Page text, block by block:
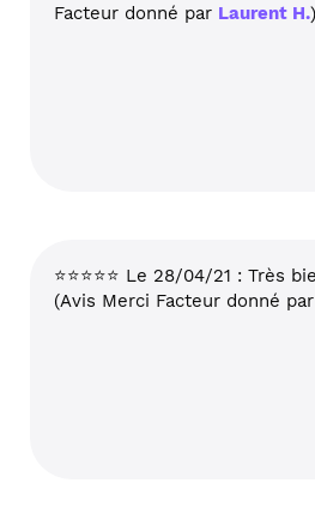
Facteur donné par Laurent H.)
⭐⭐⭐⭐⭐ Le 28/04/21 : Très
(Avis Merci Facteur donné par